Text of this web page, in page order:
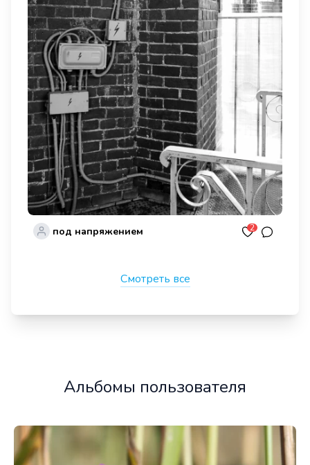
под напряжением 2
Смотреть все
Альбомы пользователя